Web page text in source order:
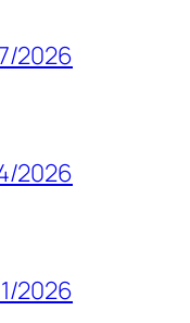
2026
2026
2026